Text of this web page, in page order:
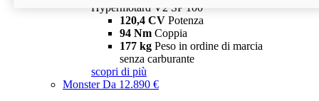
Hypermotard V2 SP 100
120,4 CV Potenza
94 Nm Coppia
177 kg Peso in ordine di marcia
senza carburante
scopri di più
MonsterDa 12.890 €